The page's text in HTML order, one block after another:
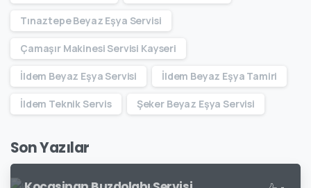
Tınaztepe Beyaz Eşya Servisi
Çamaşır Makinesi Servisi Kayseri
İldem Beyaz Eşya Servisi İldem Beyaz Eşya Tamiri
İldem Teknik Servis Şeker Beyaz Eşya Servisi
Son Yazılar